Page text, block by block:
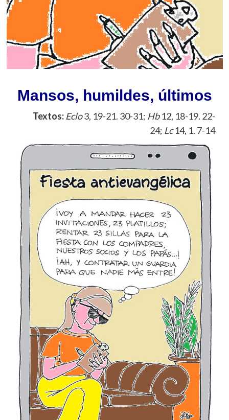
Mansos, humildes, últimos
Textos: Eclo3, 19-21. 30-31; Hb12, 18-19. 22-
24; Lc14, 1. 7-14